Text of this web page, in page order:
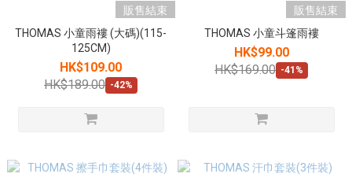
販售結束
THOMAS 小童雨褸 (大碼)(115-
125CM)
HK$109.00
HK$189.00 -42%
販售結束
THOMAS 小童斗篷雨褸
HK$99.00
HK$169.00 -41%